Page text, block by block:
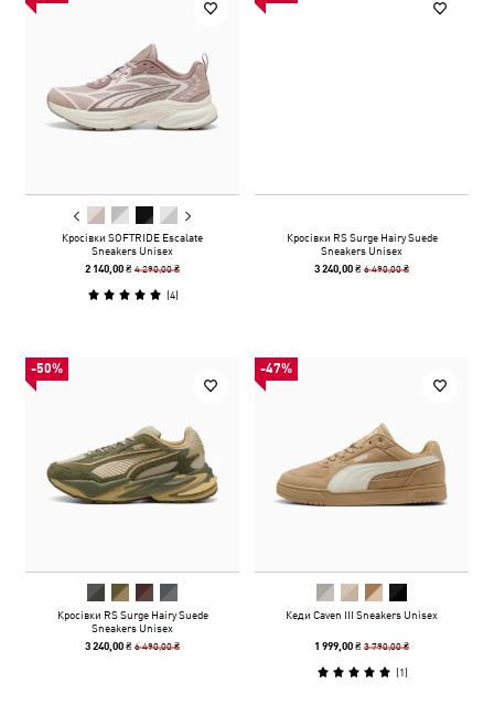
Кросівки SOFTRIDE Escalate
Sneakers Unisex
2 140,00 ₴4 290,00 ₴
(4)
Кросівки RS Surge Hairy Suede
Sneakers Unisex
3 240,00 ₴6 490,00 ₴
-50%
Кросівки RS Surge Hairy Suede
Sneakers Unisex
3 240,00 ₴6 490,00 ₴
-47%
Кеди Caven III Sneakers Unisex
1 999,00 ₴3 790,00 ₴
(1)